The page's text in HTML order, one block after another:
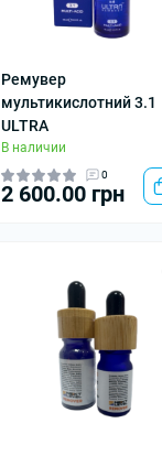
Ремувер
мультикислотний 3.1
ULTRA
В наличии
0
2 600.00 грн